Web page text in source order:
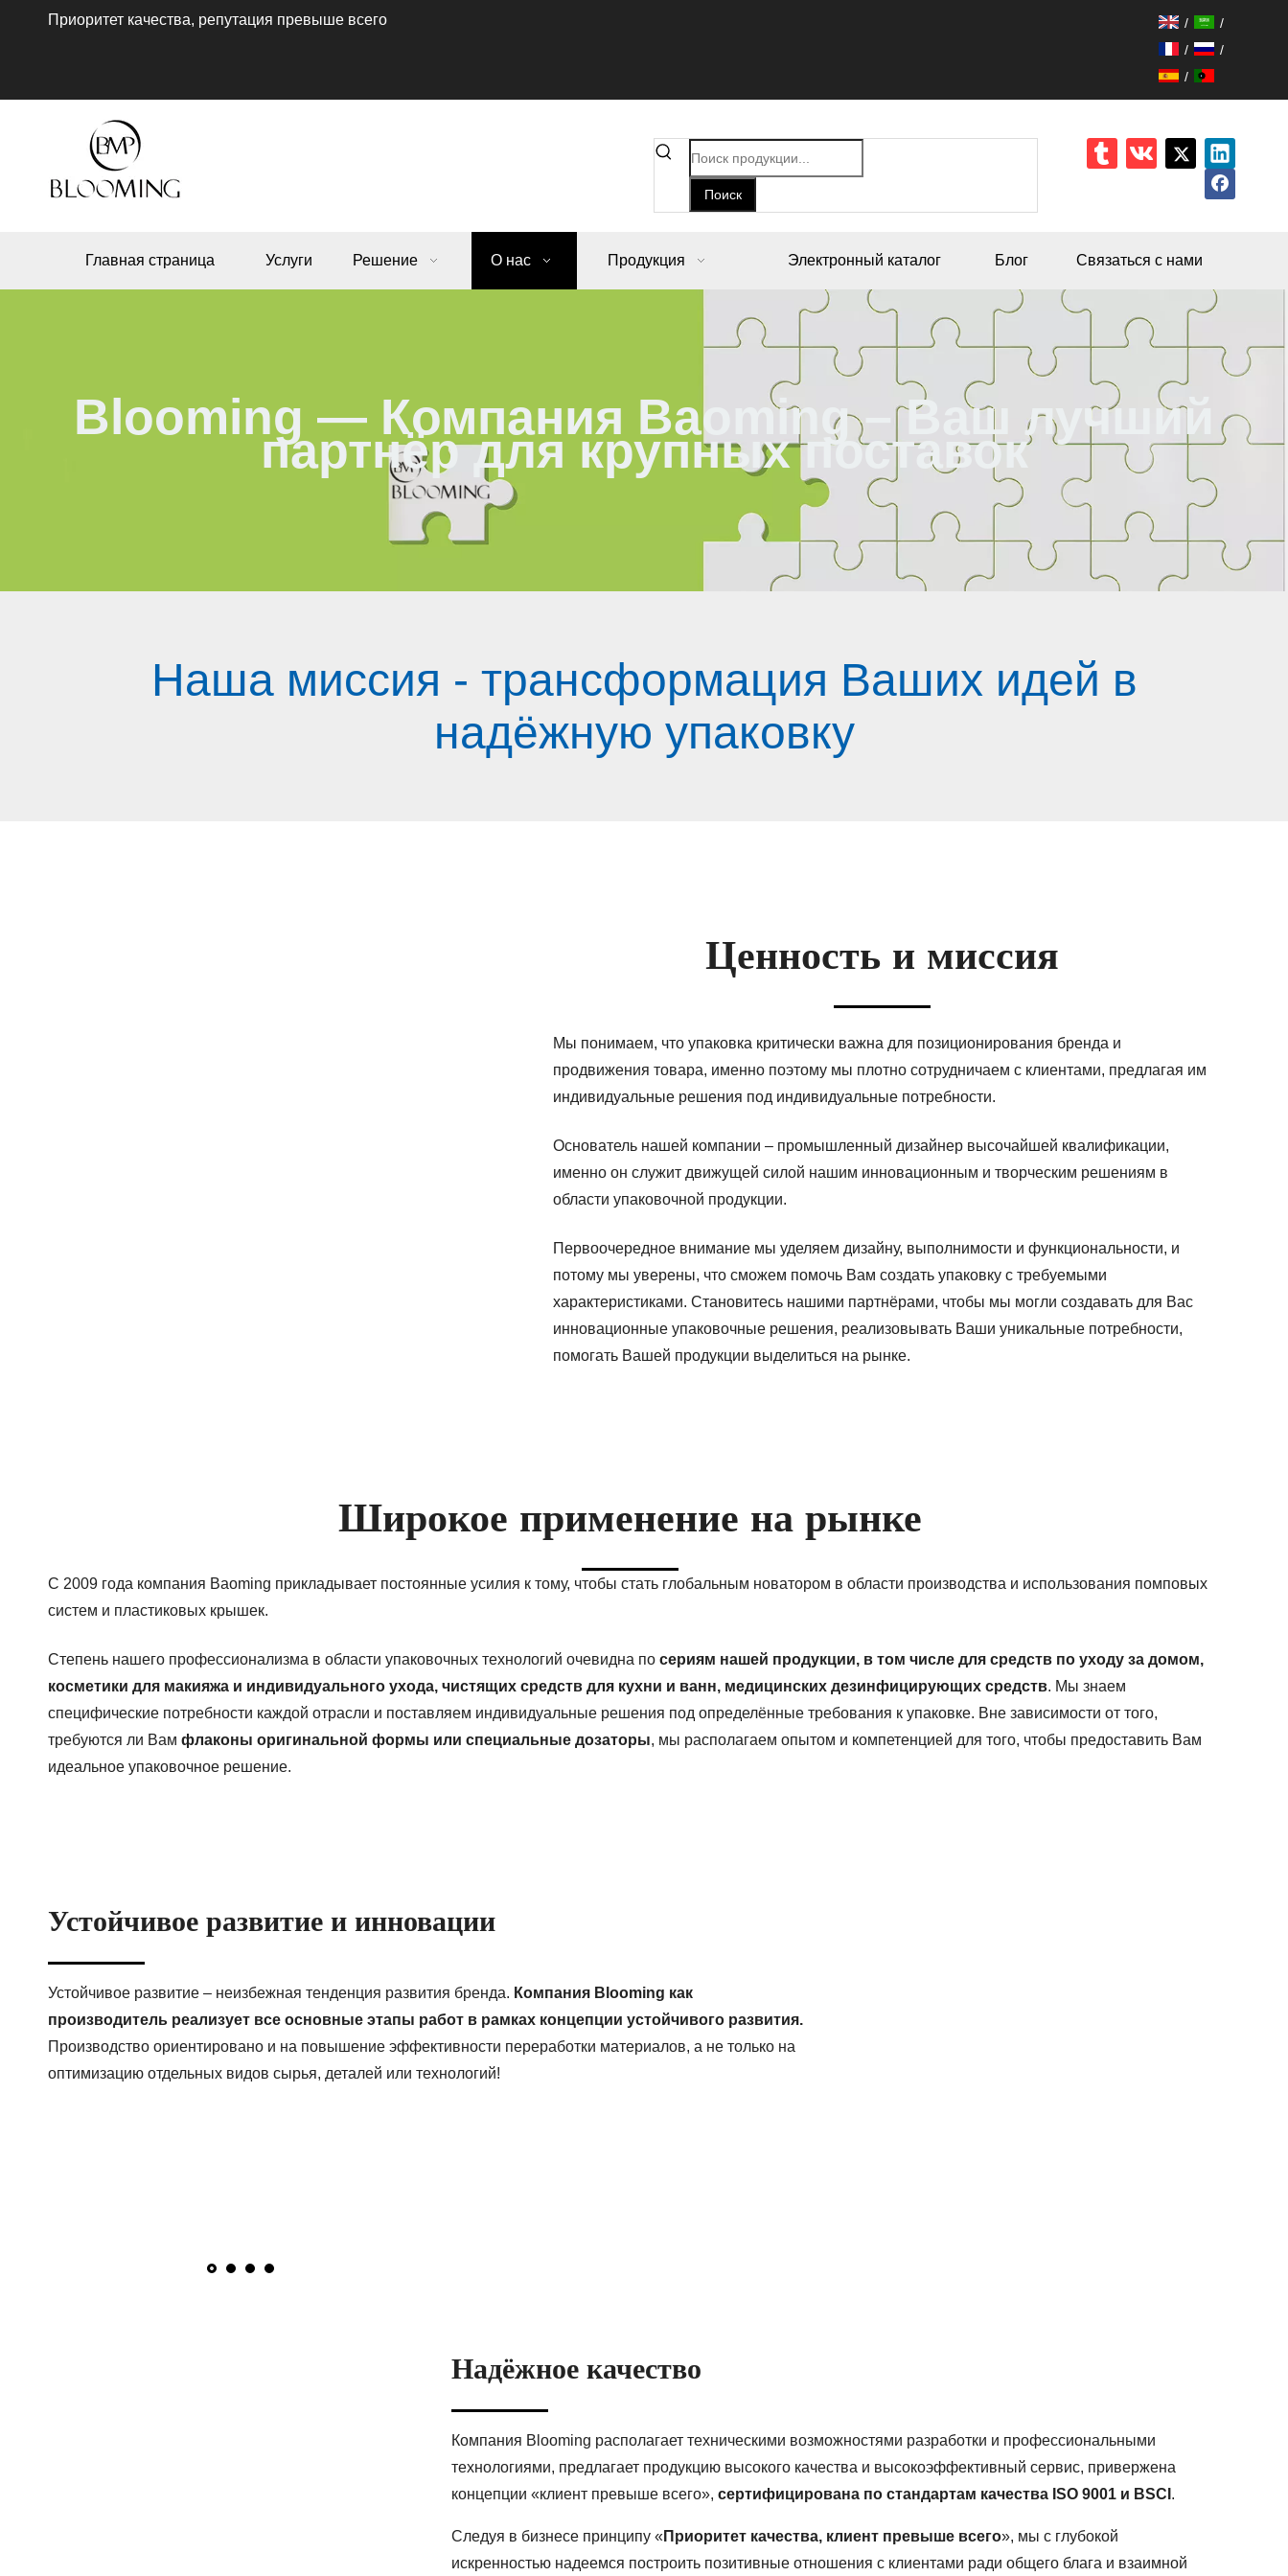
Приоритет качества, репутация превыше всего /
/
/
/
/
Поиск
Главная страница Услуги Решение О нас Продукция Электронный каталог Блог Связаться с нами
Blooming — Компания Baoming – Ваш лучший
партнёр для крупных поставок
Наша миссия - трансформация Ваших идей в
надёжную упаковку
Ценность и миссия
Мы понимаем, что упаковка критически важна для позиционирования бренда и
продвижения товара, именно поэтому мы плотно сотрудничаем с клиентами, предлагая им
индивидуальные решения под индивидуальные потребности.
Основатель нашей компании – промышленный дизайнер высочайшей квалификации,
именно он служит движущей силой нашим инновационным и творческим решениям в
области упаковочной продукции.
Первоочередное внимание мы уделяем дизайну, выполнимости и функциональности, и
потому мы уверены, что сможем помочь Вам создать упаковку с требуемыми
характеристиками. Становитесь нашими партнёрами, чтобы мы могли создавать для Вас
инновационные упаковочные решения, реализовывать Ваши уникальные потребности,
помогать Вашей продукции выделиться на рынке.
Широкое применение на рынке
С 2009 года компания Baoming прикладывает постоянные усилия к тому, чтобы стать глобальным новатором в области производства и использования помповых
систем и пластиковых крышек.
Степень нашего профессионализма в области упаковочных технологий очевидна по сериям нашей продукции, в том числе для средств по уходу за домом,
косметики для макияжа и индивидуального ухода, чистящих средств для кухни и ванн, медицинских дезинфицирующих средств. Мы знаем
специфические потребности каждой отрасли и поставляем индивидуальные решения под определённые требования к упаковке. Вне зависимости от того,
требуются ли Вам флаконы оригинальной формы или специальные дозаторы, мы располагаем опытом и компетенцией для того, чтобы предоставить Вам
идеальное упаковочное решение.
Устойчивое развитие и инновации
Устойчивое развитие – неизбежная тенденция развития бренда. Компания Blooming как
производитель реализует все основные этапы работ в рамках концепции устойчивого развития.
Производство ориентировано и на повышение эффективности переработки материалов, а не только на
оптимизацию отдельных видов сырья, деталей или технологий!
Надёжное качество
Компания Blooming располагает техническими возможностями разработки и профессиональными
технологиями, предлагает продукцию высокого качества и высокоэффективный сервис, привержена
концепции «клиент превыше всего»,сертифицирована по стандартам качества ISO 9001 и BSCI .
Следуя в бизнесе принципу « Приоритет качества, клиент превыше всего», мы с глубокой
искренностью надеемся построить позитивные отношения с клиентами ради общего блага и взаимной